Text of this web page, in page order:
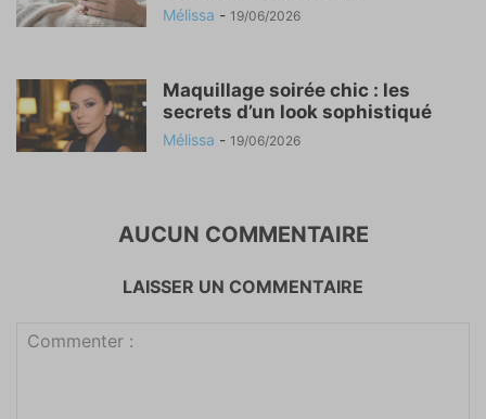
Mélissa - 19/06/2026
Maquillage soirée chic : les
secrets d’un look sophistiqué
Mélissa - 19/06/2026
AUCUN COMMENTAIRE
LAISSER UN COMMENTAIRE